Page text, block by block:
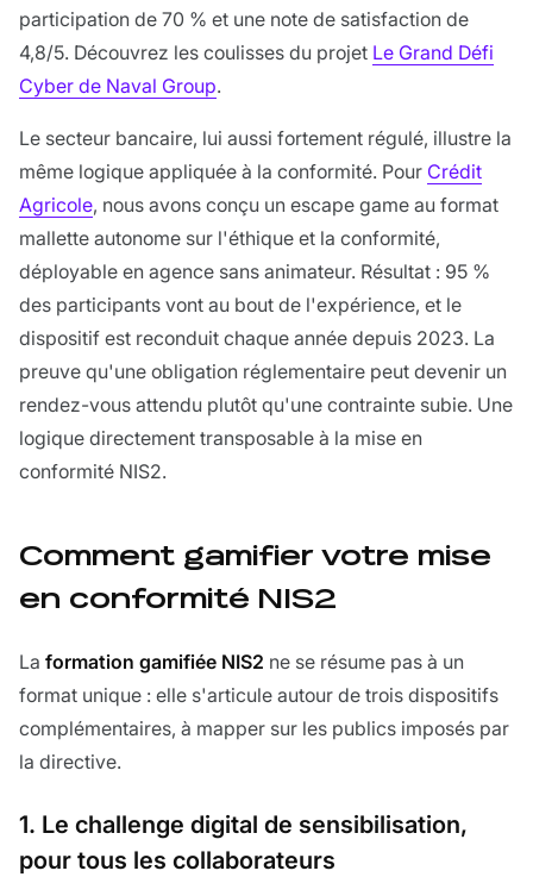
participation de 70 % et une note de satisfaction de
4,8/5. Découvrez les coulisses du projet Le Grand Défi
Cyber de Naval Group.
Le secteur bancaire, lui aussi fortement régulé, illustre la
même logique appliquée à la conformité. Pour Crédit
Agricole, nous avons conçu un escape game au format
mallette autonome sur l'éthique et la conformité,
déployable en agence sans animateur. Résultat : 95 %
des participants vont au bout de l'expérience, et le
dispositif est reconduit chaque année depuis 2023. La
preuve qu'une obligation réglementaire peut devenir un
rendez-vous attendu plutôt qu'une contrainte subie. Une
logique directement transposable à la mise en
conformité NIS2.
Comment gamifier votre mise
en conformité NIS2
La formation gamifiée NIS2 ne se résume pas à un
format unique : elle s'articule autour de trois dispositifs
complémentaires, à mapper sur les publics imposés par
la directive.
1. Le challenge digital de sensibilisation,
pour tous les collaborateurs